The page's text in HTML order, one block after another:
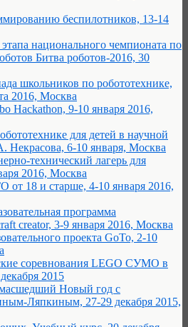
беспилотников, 13-14
национального чемпионата по
Битва роботов-2016, 30
школьников по робототехнике,
2016, Москва
Hackathon, 9-10 января 2016,
для детей в научной
Некрасова, 6-10 января, Москва
технический лагерь для
2016, Москва
от 18 и старше, 4-10 января 2016,
программа
creator, 3-9 января 2016, Москва
проекта GoTo, 2-10
соревнования LEGO СУМО в
2015
Новый год с
Ляпкиным, 27-29 декабря 2015,